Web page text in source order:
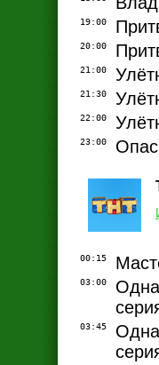
19:00
20:00
21:00
21:30
22:00
23:00
00:15
03:00
03:45